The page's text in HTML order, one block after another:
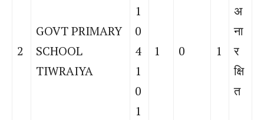
2
GOVT PRIMARY
SCHOOL
TIWRAIYA
1
0
4
1
0
1
1 0 1
अ
ना
र
क्षि
त